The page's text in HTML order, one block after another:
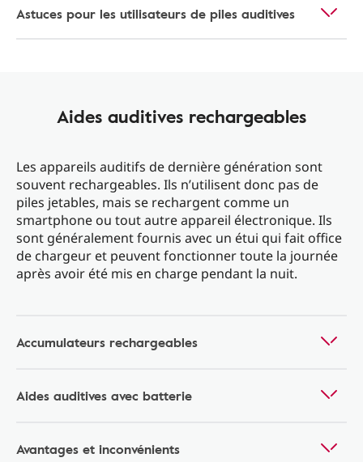
Astuces pour les utilisateurs de piles auditives
Aides auditives rechargeables
Les appareils auditifs de dernière génération sont
souvent rechargeables. Ils n’utilisent donc pas de
piles jetables, mais se rechargent comme un
smartphone ou tout autre appareil électronique. Ils
sont généralement fournis avec un étui qui fait office
de chargeur et peuvent fonctionner toute la journée
après avoir été mis en charge pendant la nuit.
Accumulateurs rechargeables
Aides auditives avec batterie
Avantages et inconvénients